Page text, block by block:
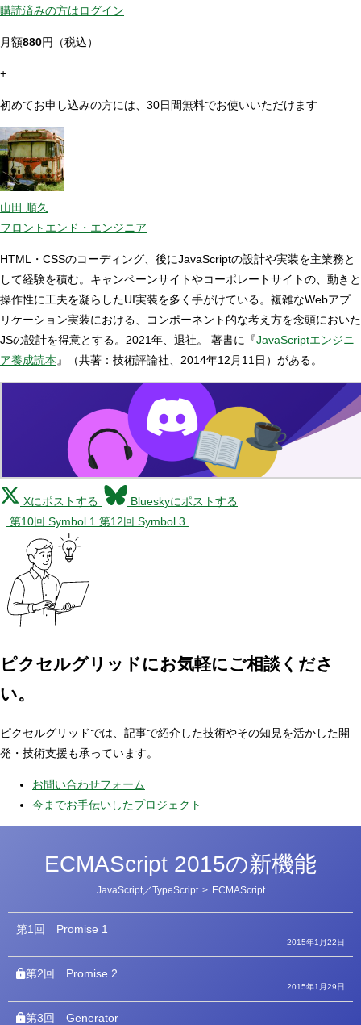
購読済みの方はログイン
月額880円（税込）
+
初めてお申し込みの方には、30日間無料でお使いいただけます
山田 順久
フロントエンド・エンジニア
HTML・CSSのコーディング、後にJavaScriptの設計や実装を主業務と
して経験を積む。キャンペーンサイトやコーポレートサイトの、動きと
操作性に工夫を凝らしたUI実装を多く手がけている。複雑なWebアプ
リケーション実装における、コンポーネント的な考え方を念頭においた
JSの設計を得意とする。2021年、退社。 著書に『JavaScriptエンジニ
ア養成読本 』（共著：技術評論社、2014年12月11日）がある。
Xにポストする
Blueskyにポストする
第10回 Symbol 1 第12回 Symbol 3
ピクセルグリッドにお気軽にご相談くださ
い。
ピクセルグリッドでは、記事で紹介した技術やその知見を活かした開
発・技術支援も承っています。
お問い合わせフォーム
今までお手伝いしたプロジェクト
ECMAScript 2015の新機能
カ
ゴ
リ
ー
JavaScript／TypeScript > ECMAScript
第1回 Promise 1
2015年1月22日
第2回 Promise 2
2015年1月29日
第3回 Generator